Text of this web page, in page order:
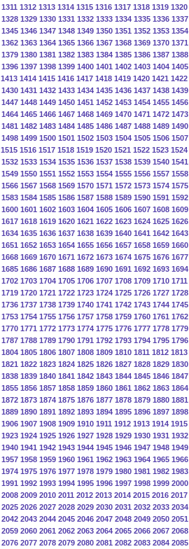
1311 1312 1313 1314 1315 1316 1317 1318 1319 1320
1328 1329 1330 1331 1332 1333 1334 1335 1336 1337
1345 1346 1347 1348 1349 1350 1351 1352 1353 1354
1362 1363 1364 1365 1366 1367 1368 1369 1370 1371
1379 1380 1381 1382 1383 1384 1385 1386 1387 1388
1396 1397 1398 1399 1400 1401 1402 1403 1404 1405
1413 1414 1415 1416 1417 1418 1419 1420 1421 1422
1430 1431 1432 1433 1434 1435 1436 1437 1438 1439
1447 1448 1449 1450 1451 1452 1453 1454 1455 1456
1464 1465 1466 1467 1468 1469 1470 1471 1472 1473
1481 1482 1483 1484 1485 1486 1487 1488 1489 1490
1498 1499 1500 1501 1502 1503 1504 1505 1506 1507
1515 1516 1517 1518 1519 1520 1521 1522 1523 1524
1532 1533 1534 1535 1536 1537 1538 1539 1540 1541
1549 1550 1551 1552 1553 1554 1555 1556 1557 1558
1566 1567 1568 1569 1570 1571 1572 1573 1574 1575
1583 1584 1585 1586 1587 1588 1589 1590 1591 1592
1600 1601 1602 1603 1604 1605 1606 1607 1608 1609
1617 1618 1619 1620 1621 1622 1623 1624 1625 1626
1634 1635 1636 1637 1638 1639 1640 1641 1642 1643
1651 1652 1653 1654 1655 1656 1657 1658 1659 1660
1668 1669 1670 1671 1672 1673 1674 1675 1676 1677
1685 1686 1687 1688 1689 1690 1691 1692 1693 1694
1702 1703 1704 1705 1706 1707 1708 1709 1710 1711
1719 1720 1721 1722 1723 1724 1725 1726 1727 1728
1736 1737 1738 1739 1740 1741 1742 1743 1744 1745
1753 1754 1755 1756 1757 1758 1759 1760 1761 1762
1770 1771 1772 1773 1774 1775 1776 1777 1778 1779
1787 1788 1789 1790 1791 1792 1793 1794 1795 1796
1804 1805 1806 1807 1808 1809 1810 1811 1812 1813
1821 1822 1823 1824 1825 1826 1827 1828 1829 1830
1838 1839 1840 1841 1842 1843 1844 1845 1846 1847
1855 1856 1857 1858 1859 1860 1861 1862 1863 1864
1872 1873 1874 1875 1876 1877 1878 1879 1880 1881
1889 1890 1891 1892 1893 1894 1895 1896 1897 1898
1906 1907 1908 1909 1910 1911 1912 1913 1914 1915
1923 1924 1925 1926 1927 1928 1929 1930 1931 1932
1940 1941 1942 1943 1944 1945 1946 1947 1948 1949
1957 1958 1959 1960 1961 1962 1963 1964 1965 1966
1974 1975 1976 1977 1978 1979 1980 1981 1982 1983
1991 1992 1993 1994 1995 1996 1997 1998 1999 2000
2008 2009 2010 2011 2012 2013 2014 2015 2016 2017
2025 2026 2027 2028 2029 2030 2031 2032 2033 2034
2042 2043 2044 2045 2046 2047 2048 2049 2050 2051
2059 2060 2061 2062 2063 2064 2065 2066 2067 2068
2076 2077 2078 2079 2080 2081 2082 2083 2084 2085